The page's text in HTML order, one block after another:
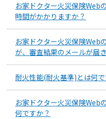
お家ドクター火災保険Web
時間がかかりますか？
お家ドクター火災保険Web
が、審査結果のメールが届
耐火性能(耐火基準)とは何で
お家ドクター火災保険Web
何ですか？